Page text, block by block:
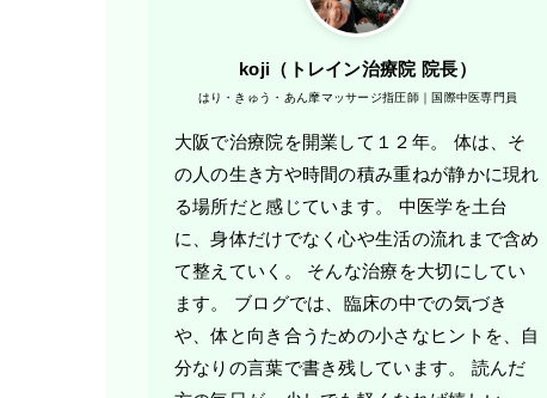
koji（トレ​イン治療院 院長）
はり・きゅう・あん摩マッサージ指圧師｜国際中医専門員
大阪で治療院を開業して１２年。 体は、そ
の人の生き方や時間の積み重ねが静かに現れ
る場所だと感じています。 中医学を土台
に、身体だけでなく心や生活の流れまで含め
て整えていく。 そんな治療を大切にしてい
ます。 ブログでは、臨床の中での気づき
や、体と向き合うための小さなヒントを、自
分なりの言葉で書き残しています。 読んだ